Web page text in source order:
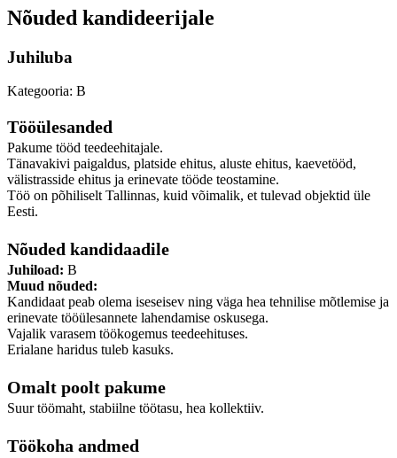
Nõuded kandideerijale
Juhiluba
Kategooria: B
Tööülesanded
Pakume tööd teedeehitajale.
Tänavakivi paigaldus, platside ehitus, aluste ehitus, kaevetööd,
välistrasside ehitus ja erinevate tööde teostamine.
Töö on põhiliselt Tallinnas, kuid võimalik, et tulevad objektid üle
Eesti.
Nõuded kandidaadile
Juhiload: B
Muud nõuded:
Kandidaat peab olema iseseisev ning väga hea tehnilise mõtlemise ja
erinevate tööülesannete lahendamise oskusega.
Vajalik varasem töökogemus teedeehituses.
Erialane haridus tuleb kasuks.
Omalt poolt pakume
Suur töömaht, stabiilne töötasu, hea kollektiiv.
Töökoha andmed